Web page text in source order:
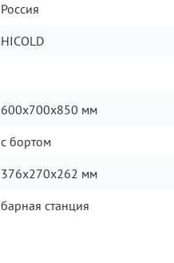
Россия
HICOLD
600х700х850 мм
с бортом
376х270х262 мм
барная станция